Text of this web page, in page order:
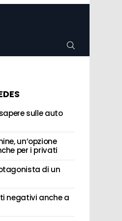
sulle auto
un’opzione
per i privati
di un
negativi anche a